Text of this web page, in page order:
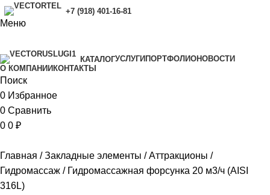
+7 (918) 401-16-81
Меню
КАТАЛОГУСЛУГИ ПОРТФОЛИОНОВОСТИ
O КОМПАНИИ КОНТАКТЫ
Поиск
0 Избранное
0 Сравнить
0 0 ₽
Главная Закладные элементы
Аттракционы
Гидромассаж
Гидромассажная форсунка 20 м3/ч (AISI
316L)